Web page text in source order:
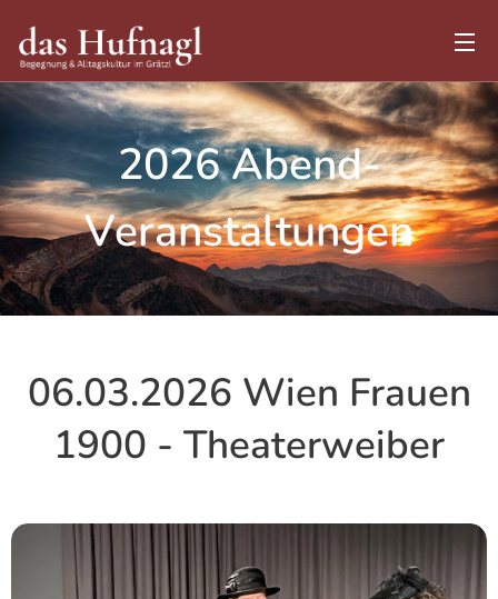
2026 Abend-
Veranstaltungen
06.03.2026 Wien Frauen
1900 - Theaterweiber